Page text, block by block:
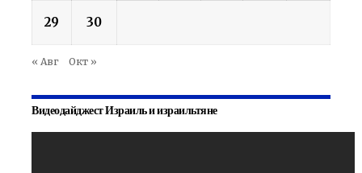
29 30
« Авг Окт »
Видеодайджест Израиль и израильтяне